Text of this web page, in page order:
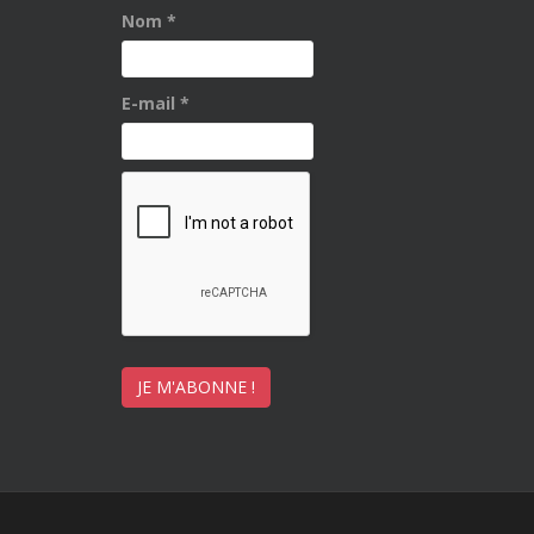
Nom *
E-mail *